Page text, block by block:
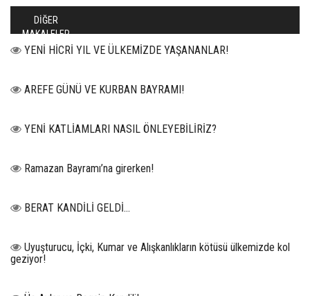
DİĞER
MAKALELER
YENİ HİCRİ YIL VE ÜLKEMİZDE YAŞANANLAR!
AREFE GÜNÜ VE KURBAN BAYRAMI!
YENİ KATLİAMLARI NASIL ÖNLEYEBİLİRİZ?
Ramazan Bayramı’na girerken!
BERAT KANDİLİ GELDİ...
Uyuşturucu, İçki, Kumar ve Alışkanlıkların kötüsü ülkemizde kol
geziyor!